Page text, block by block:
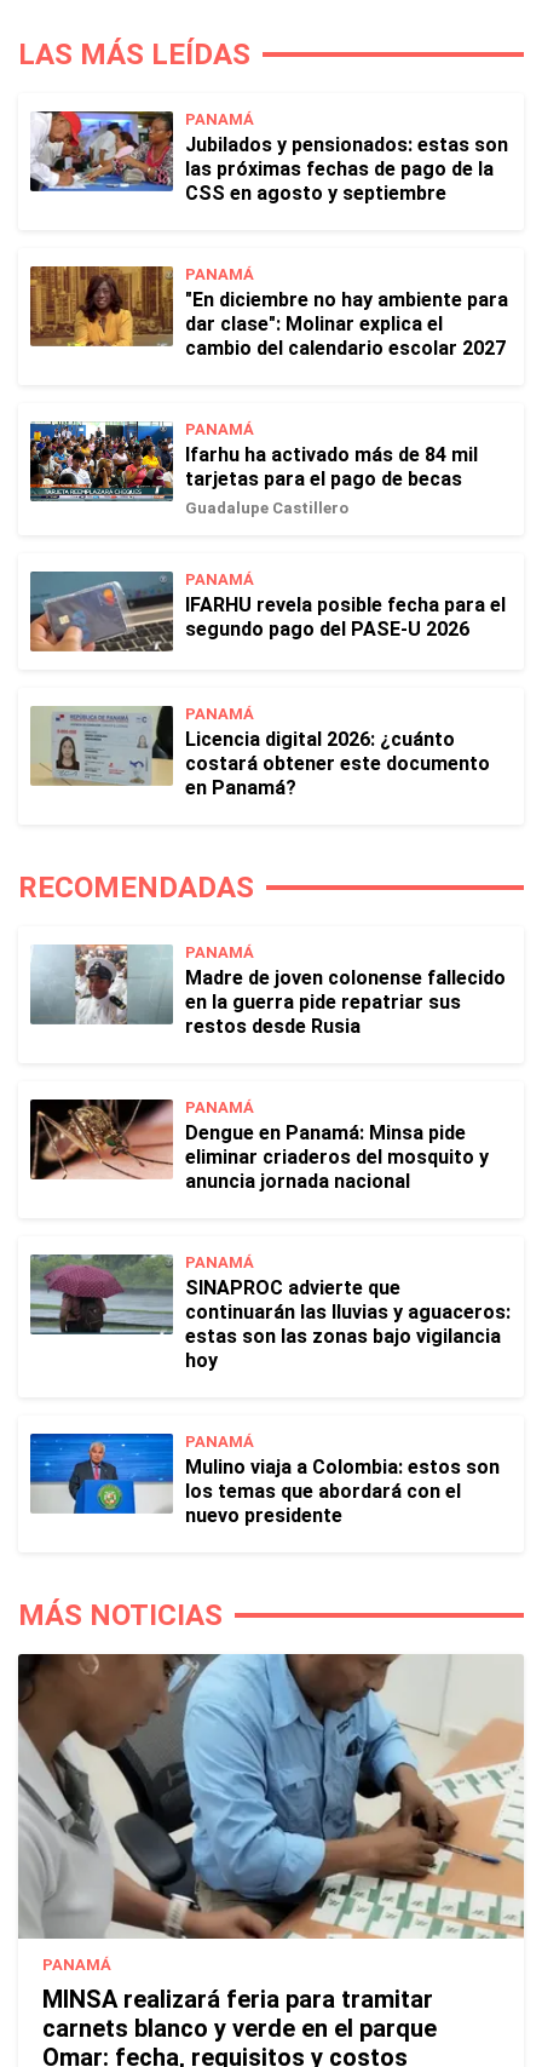
LAS MÁS LEÍDAS
PANAMÁ
Jubilados y pensionados: estas son
las próximas fechas de pago de la
CSS en agosto y septiembre
PANAMÁ
"En diciembre no hay ambiente para
dar clase": Molinar explica el
cambio del calendario escolar 2027
PANAMÁ
Ifarhu ha activado más de 84 mil
tarjetas para el pago de becas
Guadalupe Castillero
PANAMÁ
IFARHU revela posible fecha para el
segundo pago del PASE-U 2026
PANAMÁ
Licencia digital 2026: ¿cuánto
costará obtener este documento
en Panamá?
RECOMENDADAS
PANAMÁ
Madre de joven colonense fallecido
en la guerra pide repatriar sus
restos desde Rusia
PANAMÁ
Dengue en Panamá: Minsa pide
eliminar criaderos del mosquito y
anuncia jornada nacional
PANAMÁ
SINAPROC advierte que
continuarán las lluvias y aguaceros:
estas son las zonas bajo vigilancia
hoy
PANAMÁ
Mulino viaja a Colombia: estos son
los temas que abordará con el
nuevo presidente
MÁS NOTICIAS
PANAMÁ
MINSA realizará feria para tramitar
carnets blanco y verde en el parque
Omar: fecha, requisitos y costos